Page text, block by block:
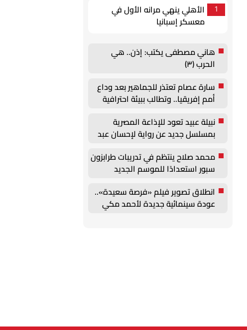
1
الأهلي ينهي مرانه الأول في
معسكر إسبانيا
هاني مصطفى يكتب: إذن.. هي
الحرب (٣)
سارة عصام تعتذر للجماهير بعد وداع
أمم إفريقيا.. وتطالب ببيئة احترافية
نبيلة عبيد تعود للإذاعة المصرية
بمسلسل جديد عن رواية لإحسان عبد
محمد صلاح ينتظم في تدريبات طرابزون
سبور استعدادًا للموسم الجديد
انطلاق تصوير فيلم «فرصة سعيدة»..
عودة سينمائية جديدة لأحمد مكي